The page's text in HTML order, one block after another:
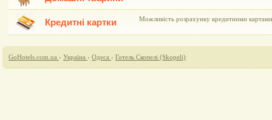
Кредитні картки Можливість розрахунку кредитними
GoHotels.com.ua › Україна › Одеса › Готель Скопелі (Skopeli)